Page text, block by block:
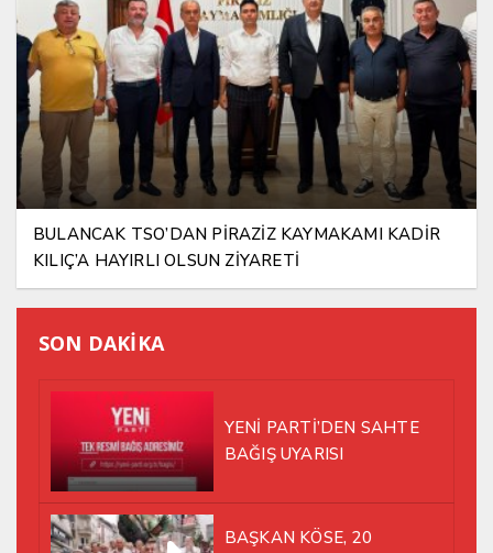
BULANCAK TSO’DAN PİRAZİZ KAYMAKAMI KADİR
KILIÇ’A HAYIRLI OLSUN ZİYARETİ
SON DAKİKA
YENİ PARTİ’DEN SAHTE
BAĞIŞ UYARISI
BAŞKAN KÖSE, 20